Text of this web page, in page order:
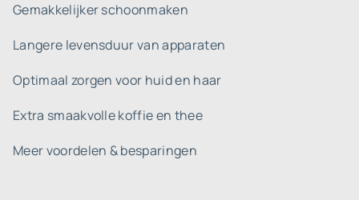
Gemakkelijker schoonmaken
Langere levensduur van apparaten
Optimaal zorgen voor huid en haar
Extra smaakvolle koffie en thee
Meer voordelen & besparingen